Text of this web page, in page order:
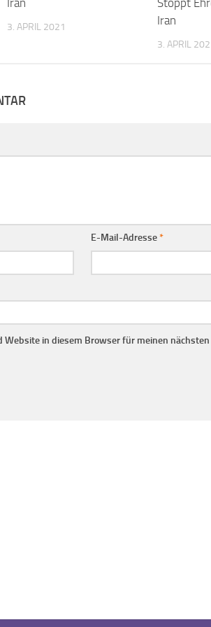
Iran
3. APRIL 2021
Stoppt
Iran
3. APRIL
E-Mail-Adresse*
Website in diesem Browser für meinen